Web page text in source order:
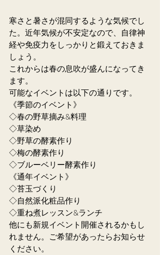
寒さと暑さが混同するような気候でし
た。近年気候が不安定なので、自律神
経や免疫力をしっかりと鍛えておきま
しょう。
これからは春の息吹が盛んになってき
ます。
可能なイベントは以下の通りです。
《季節のイベント》
◇春の野草摘み&料理
◇草染め
◇野草の酵素作り
◇梅の酵素作り
◇ブルーベリー酵素作り
《通年イベント》
◇苔玉づくり
◇自然派化粧品作り
◇重ね煮レッスン&ランチ
他にも新規イベント開催されるかもし
れません。ご希望があったらお知らせ
ください。